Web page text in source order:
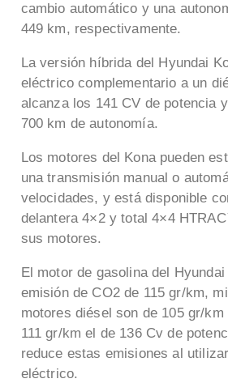
cambio automático y una
449 km, respectivamente.
La versión híbrida del Hyundai
eléctrico complementario a un
alcanza los 141 CV de potencia
700 km de autonomía.
Los motores del Kona pueden
una transmisión manual o
velocidades, y está disponible
delantera 4×2 y total 4×4
sus motores.
El motor de gasolina del
emisión de CO2 de 115 gr/km,
motores diésel son de 105 gr/
111 gr/km el de 136 Cv de
reduce estas emisiones al
eléctrico.